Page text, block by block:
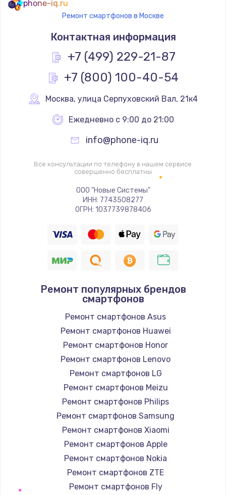
Замена термостата
1200 руб.
Заказать
Замена реле
Замена термопредохранителя
700 руб.
Заказать
Замена ТЭНа
2500 руб.
1400 руб.
Замена / ремонт электронного модуля
управления
Заказать
Замена конфорки
Заказать
Заказать
Замена регулятора режимов конфорки
phone-iq.ru
Ремонт смартфонов в Москве
Контактная информация
+7 (499) 229-21-87
+7 (800) 100-40-54
Москва, улица Серпуховский Вал, 21к4
Ежедневно с 9:00 до 21:00
info@phone-iq.ru
Все консультации по телефону в нашем сервисе
совершенно бесплатны
ООО "Новые Системы"
ИНН: 7743508277
ОГРН: 1037739878406
Ремонт популярных брендов
смартфонов
Ремонт смартфонов Asus
Ремонт смартфонов Huawei
Ремонт смартфонов Honor
Ремонт смартфонов Lenovo
Ремонт смартфонов LG
Ремонт смартфонов Meizu
Ремонт смартфонов Philips
Ремонт смартфонов Samsung
Ремонт смартфонов Xiaomi
Ремонт смартфонов Apple
Ремонт смартфонов Nokia
Ремонт смартфонов ZTE
Ремонт смартфонов Fly